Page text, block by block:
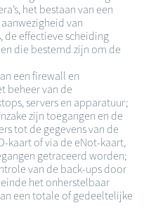
het bestaan van een
van
de effectieve scheiding
die bestemd zijn om de
een firewall en
beheer van de
servers en apparatuur;
zijn toegangen en de
tot de gegevens van de
kaart of via de eNot-kaart,
getraceerd worden;
van de back-ups door
het onherstelbaar
een totale of gedeeltelijke